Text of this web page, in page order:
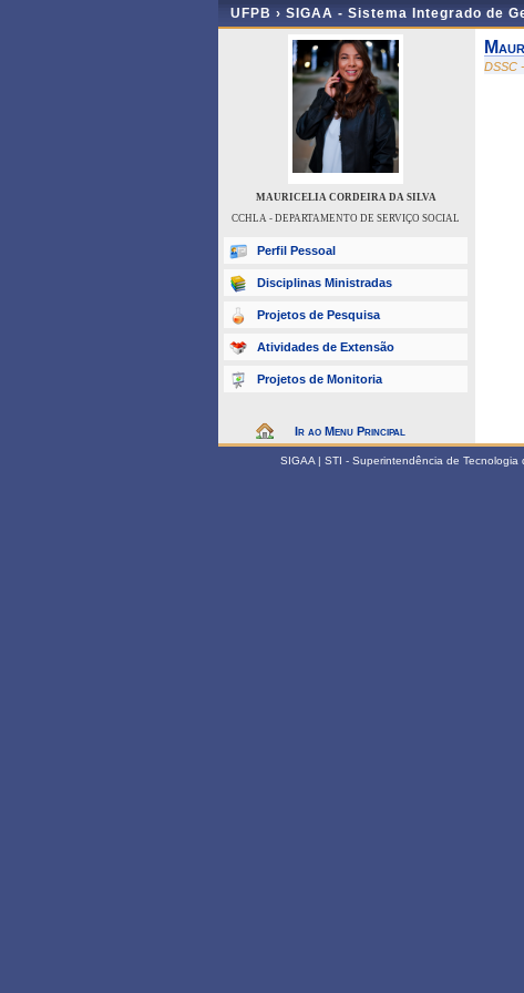
UFPB › SIGAA - Sistema Integrado de
MAURICELIA CORDEIRA DA SILVA
CCHLA - DEPARTAMENTO DE SERVIÇO SOCIAL
Perfil Pessoal
Disciplinas Ministradas
Projetos de Pesquisa
Atividades de Extensão
Projetos de Monitoria
Ir ao Menu Principal
DSSC
SIGAA | STI - Superintendência de